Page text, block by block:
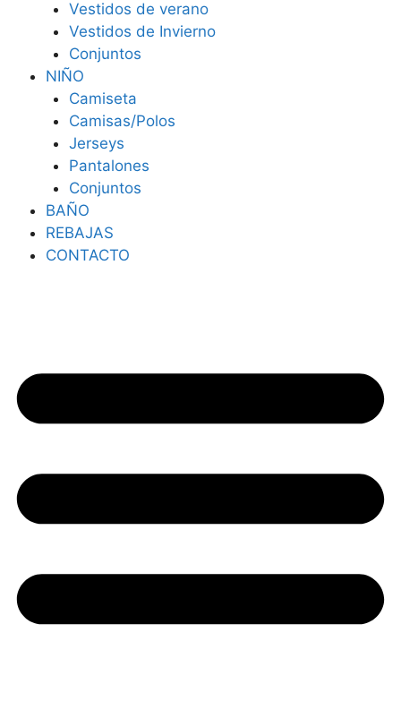
Vestidos de verano
Vestidos de Invierno
Conjuntos
NIÑO
Camiseta
Camisas/Polos
Jerseys
Pantalones
Conjuntos
BAÑO
REBAJAS
CONTACTO